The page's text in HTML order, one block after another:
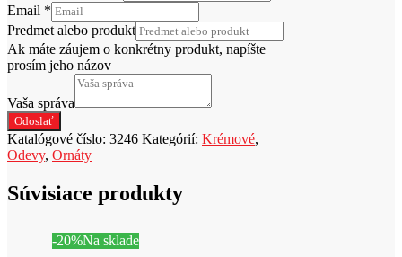
Email *
Predmet alebo produkt
Ak máte záujem o konkrétny produkt, napíšte
prosím jeho názov
Vaša správa
Odoslať
Katalógové číslo: 3246 Kategórií: Krémové,
Odevy, Ornáty
Súvisiace produkty
-20%Na sklade